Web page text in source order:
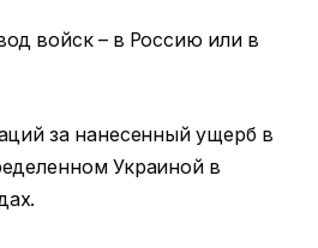
войск – в Россию или в
за нанесенный ущерб в
Украиной в